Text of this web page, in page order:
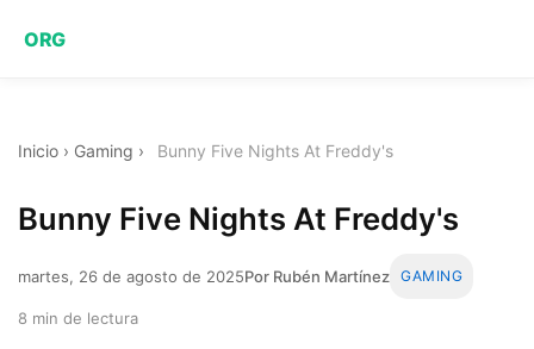
ORG
Inicio › Gaming › Bunny Five Nights At Freddy's
Bunny Five Nights At Freddy's
martes, 26 de agosto de 2025Por Rubén Martínez GAMING
8 min de lectura